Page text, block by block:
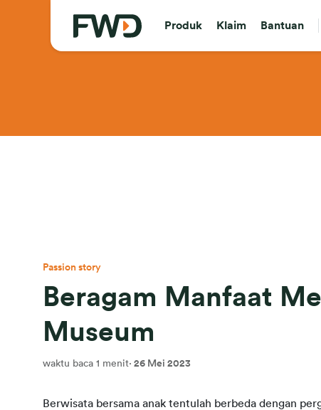
Produk Klaim Bantuan
Passion story
Beragam Manfaat
Museum
waktu baca 1 menit· 26 Mei 2023
Berwisata bersama anak tentulah berbeda dengan